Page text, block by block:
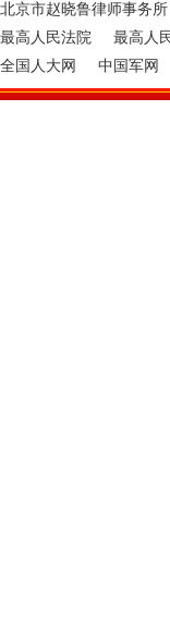
北京市赵晓鲁律师事务所
最高人民法院
最高人
全国人大网
中国军网